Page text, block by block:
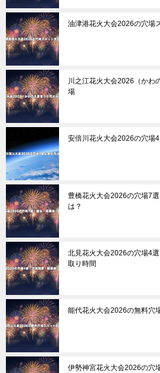
油津港花火大会2026の穴場
川之江花火大会2026（かわ
場
安倍川花火大会2026の穴場
豊橋花火大会2026の穴場7
は？
北見花火大会2026の穴場4
取り時間
能代花火大会2026の無料穴
伊勢神宮花火大会2026の穴